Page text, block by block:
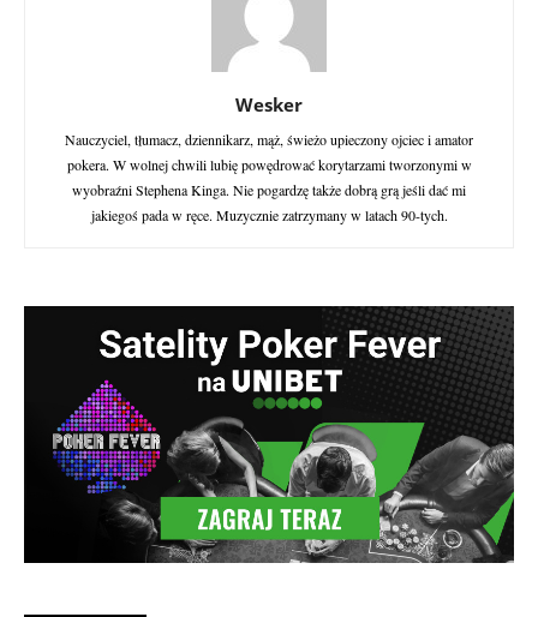
Wesker
Nauczyciel, tłumacz, dziennikarz, mąż, świeżo upieczony ojciec i amator
pokera. W wolnej chwili lubię powędrować korytarzami tworzonymi w
wyobraźni Stephena Kinga. Nie pogardzę także dobrą grą jeśli dać mi
jakiegoś pada w ręce. Muzycznie zatrzymany w latach 90-tych.